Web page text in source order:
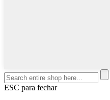
ESC para fechar